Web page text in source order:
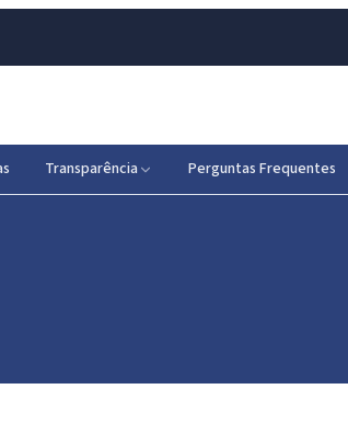
Transparência Perguntas Frequentes